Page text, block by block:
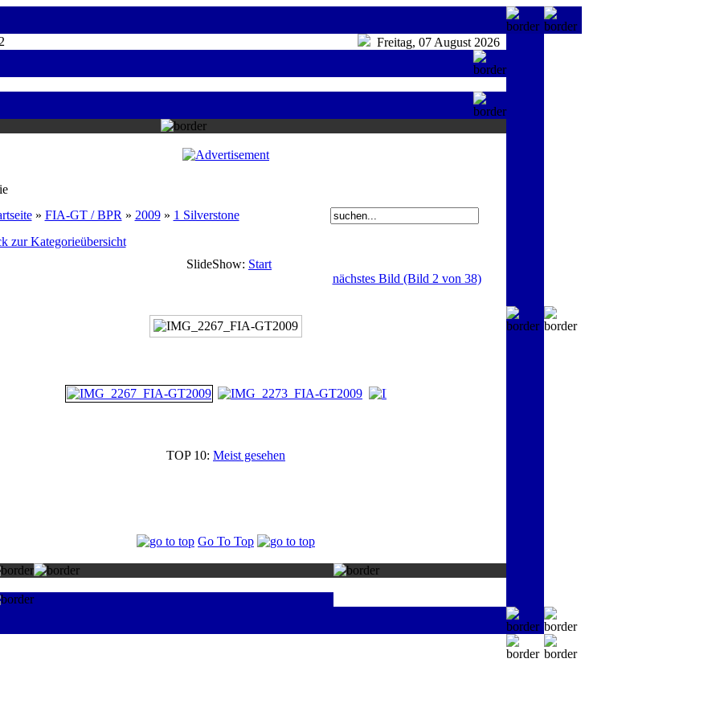
Freitag, 07 August 2026
» FIA-GT / BPR » 2009» 1 Silverstone
zur Kategorieübersicht
SlideShow: Start
nächstes Bild (Bild 2 von 38)
TOP 10: Meist gesehen
Go To Top